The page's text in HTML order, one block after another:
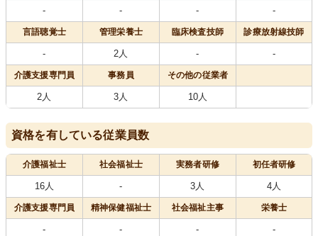
- - - -
言語聴覚士 管理栄養士 臨床検査技師 診療放射線技師
- 2人 - -
介護支援専門員 事務員 その他の従業者
2人 3人 10人
資格を有している従業員数
介護福祉士 社会福祉士 実務者研修 初任者研修
16人 - 3人 4人
介護支援専門員 精神保健福祉士 社会福祉主事 栄養士
- - - -